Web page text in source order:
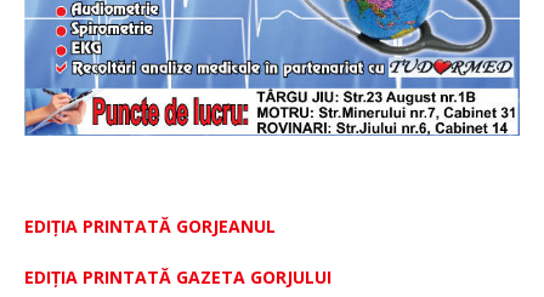
EDIȚIA PRINTATĂ GORJEANUL
EDIŢIA PRINTATĂ GAZETA GORJULUI